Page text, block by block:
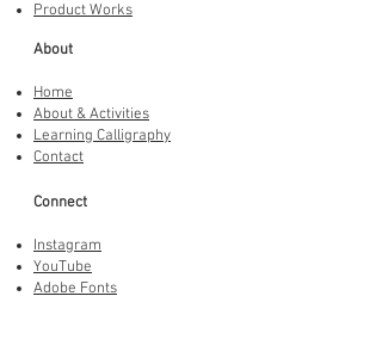
Product Works
About
Home
About & Activities
Learning Calligraphy
Contact
Connect
Instagram
YouTube
Adobe Fonts